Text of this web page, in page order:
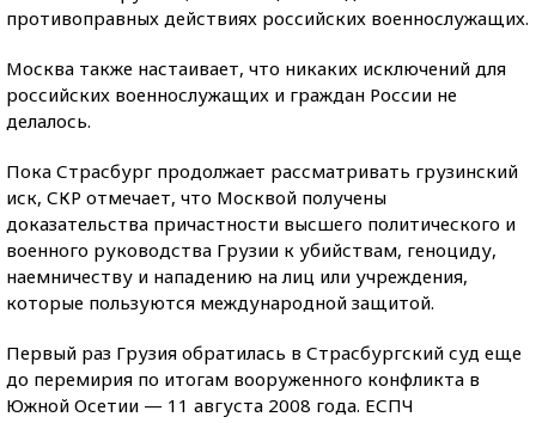
противоправных действиях российских военнослужащих.
Москва также настаивает, что никаких исключений для
российских военнослужащих и граждан России не
делалось.
Пока Страсбург продолжает рассматривать грузинский
иск, СКР отмечает, что Москвой получены
доказательства причастности высшего политического и
военного руководства Грузии к убийствам, геноциду,
наемничеству и нападению на лиц или учреждения,
которые пользуются международной защитой.
Первый раз Грузия обратилась в Страсбургский суд еще
до перемирия по итогам вооруженного конфликта в
Южной Осетии — 11 августа 2008 года. ЕСПЧ